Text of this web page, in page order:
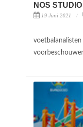
NOS
19 Juni 2021
voetbalanalisten